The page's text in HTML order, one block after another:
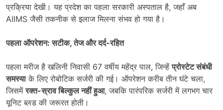
प्रक्रिया देखी। यह प्रदेश का पहला सरकारी अस्पताल है, जहाँ अब
AIIMS जैसी तकनीक से इलाज मिलना संभव हो गया है।
पहला ऑपरेशन: सटीक,तेज और दर्द-रहित
पहला मरीज है खलिनी निवासी 67 वर्षीय महेंद्र पाल, जिन्हेंप्रोस्टेट संबंधी
समस्याके लिए रोबोटिक सर्जरी की गई। ऑपरेशन करीब तीन घंटे चला,
जिसमेंरक्त-स्राव बिल्कुल नहीं हुआ, जबकि पारंपरिक सर्जरी में लगभग चार
यूनिट ब्लड की जरूरत होती।